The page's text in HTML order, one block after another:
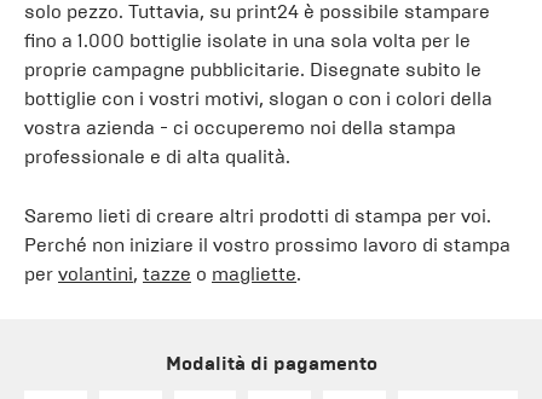
solo pezzo. Tuttavia, su print24 è possibile stampare
fino a 1.000 bottiglie isolate in una sola volta per le
proprie campagne pubblicitarie. Disegnate subito le
bottiglie con i vostri motivi, slogan o con i colori della
vostra azienda - ci occuperemo noi della stampa
professionale e di alta qualità.
Saremo lieti di creare altri prodotti di stampa per voi.
Perché non iniziare il vostro prossimo lavoro di stampa
per volantini, tazze o magliette.
Modalità di pagamento